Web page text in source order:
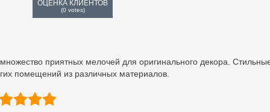
ОЦЕНКА КЛИЕНТОВ
(0votes)
приятных мелочей для оригинального декора.
помещений из различных материалов.